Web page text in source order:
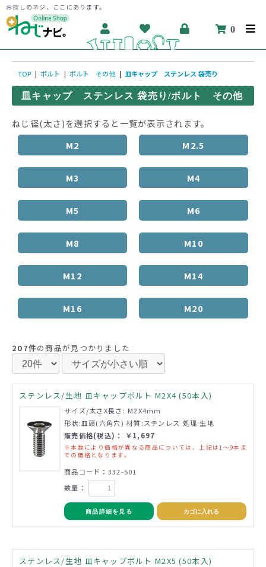
お探しのネジ、ここにあります。
0
TOP | ボルト | ボルト その他 | 皿キャップ ステンレス 袋売り
皿キャップ ステンレス 袋売り/ボルト その他
ねじ径(太さ)を選択すると一覧が表示されます。
M2
M2.5
M3 M4
M5 M6
M8 M10
M12 M14
M16 M20
207件の商品が見つかりました
ステンレス/生地 皿キャップボルト M2X4 (50本入)
サイズ/太さX長さ: M2X4mm
形状:皿頭(六角穴) 材質:ステンレス 処理:生地
販売価格(税込)： ￥1,697
※本数により価格が異なる商品については、上記は1～9本ま
での価格となります。
商品コード：332-501
数量：
商品詳細を見る カゴに入れる
ステンレス/生地 皿キャップボルト M2X5 (50本入)